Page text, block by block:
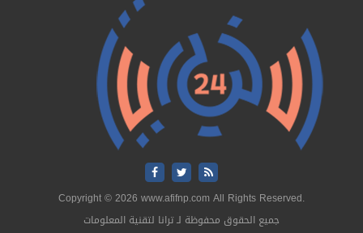
Copyright © 2026 www.afifnp.com All Rights Reserved.
جميع الحقوق محفوظة لـ ترانا لتقنية المعلومات